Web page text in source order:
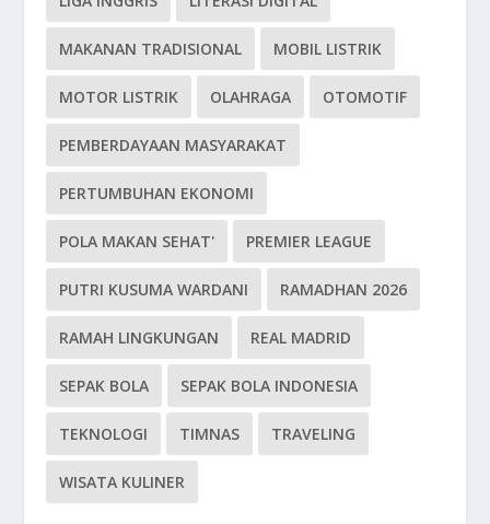
MAKANAN TRADISIONAL MOBIL LISTRIK
MOTOR LISTRIK OLAHRAGA OTOMOTIF
PEMBERDAYAAN MASYARAKAT
PERTUMBUHAN EKONOMI
POLA MAKAN SEHAT' PREMIER LEAGUE
PUTRI KUSUMA WARDANI RAMADHAN 2026
RAMAH LINGKUNGAN REAL MADRID
SEPAK BOLA SEPAK BOLA INDONESIA
TEKNOLOGI TIMNAS TRAVELING
WISATA KULINER